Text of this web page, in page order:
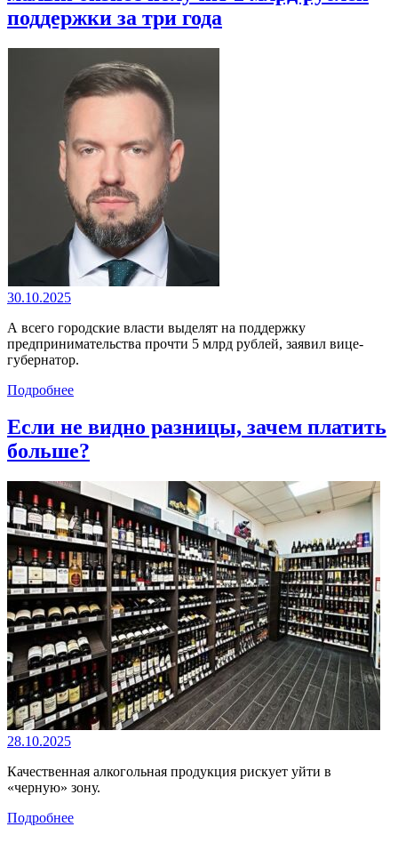
поддержки за три года
30.10.2025
А всего городские власти выделят на поддержку
предпринимательства прочти 5 млрд рублей, заявил вице-
губернатор.
Подробнее
Если не видно разницы, зачем платить
больше?
28.10.2025
Качественная алкогольная продукция рискует уйти в
«черную» зону.
Подробнее